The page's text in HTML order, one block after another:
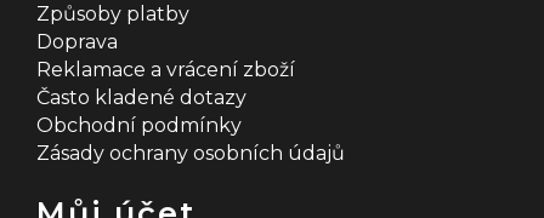
Způsoby platby
Doprava
Reklamace a vrácení zboží
Často kladené dotazy
Obchodní podmínky
Zásady ochrany osobních údajů